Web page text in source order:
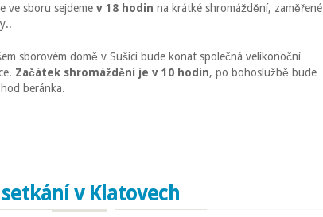
ve sboru sejdeme v 18 hodin na krátké shromáždění, zaměřené
sborovém domě v Sušici bude konat společná velikonoční
Začátek shromáždění je v 10 hodin, po bohoslužbě bude
beránka.
v Klatovech